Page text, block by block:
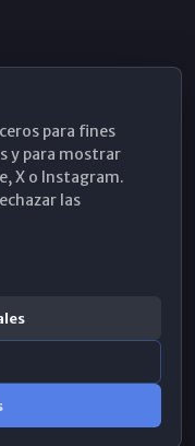
para fines
y para mostrar
X o Instagram.
las